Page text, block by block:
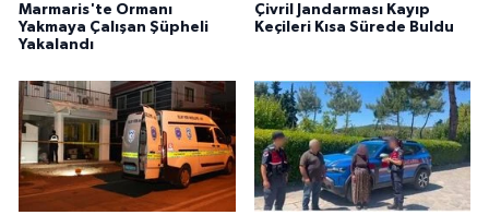
Marmaris'te Ormanı
Yakmaya Çalışan Şüpheli
Yakalandı
Çivril Jandarması Kayıp
Keçileri Kısa Sürede Buldu